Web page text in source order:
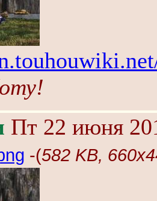
Пт 22 июня
-(582 KB,